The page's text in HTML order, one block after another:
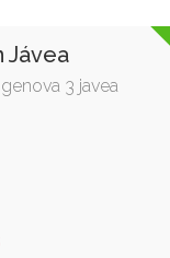
Jávea
3 javea